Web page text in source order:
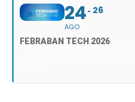
24
AGO
26
FEBRABAN TECH 2026